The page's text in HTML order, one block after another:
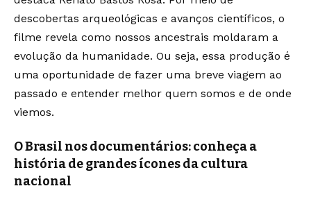
descobertas arqueológicas e avanços científicos, o
filme revela como nossos ancestrais moldaram a
evolução da humanidade. Ou seja, essa produção é
uma oportunidade de fazer uma breve viagem ao
passado e entender melhor quem somos e de onde
viemos.
O Brasil nos documentários: conheça a
história de grandes ícones da cultura
nacional